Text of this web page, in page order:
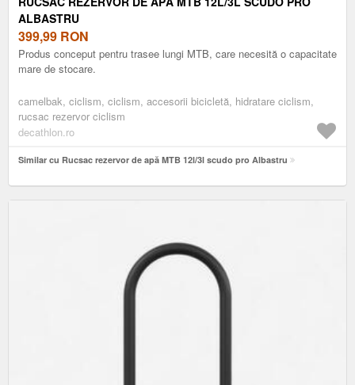
ALBASTRU
399,99 RON
Produs conceput pentru trasee lungi MTB, care necesită o capacitate
mare de stocare.
camelbak, ciclism, ciclism, accesorii bicicletă, hidratare ciclism,
rucsac rezervor ciclism
decathlon.ro
Similar cu Rucsac rezervor de apă MTB 12l/3l scudo pro Albastru